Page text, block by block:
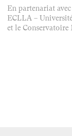
En partenariat
ECLLA –
et le Conservatoire